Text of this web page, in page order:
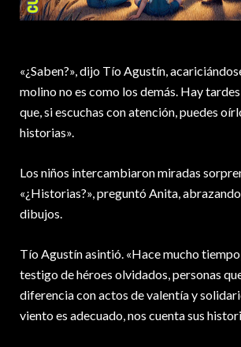
«¿Saben?», dijo Tío Agustín,
molino no es como los demás. Hay
que, si escuchas con atención, puedes
historias».
Los niños intercambiaron miradas
«¿Historias?», preguntó Anita,
dibujos.
Tío Agustín asintió. «Hace mucho
testigo de héroes olvidados, personas
diferencia con actos de valentía y
viento es adecuado, nos cuenta sus